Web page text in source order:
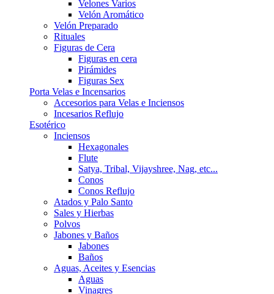
Velones Varios
Velón Aromático
Velón Preparado
Rituales
Figuras de Cera
Figuras en cera
Pirámides
Figuras Sex
Porta Velas e Incensarios
Accesorios para Velas e Inciensos
Incesarios Reflujo
Esotérico
Inciensos
Hexagonales
Flute
Satya, Tribal, Vijayshree, Nag, etc...
Conos
Conos Reflujo
Atados y Palo Santo
Sales y Hierbas
Polvos
Jabones y Baños
Jabones
Baños
Aguas, Aceites y Esencias
Aguas
Vinagres